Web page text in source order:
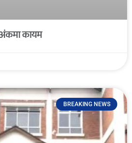
कायम
BREAKING NEWS